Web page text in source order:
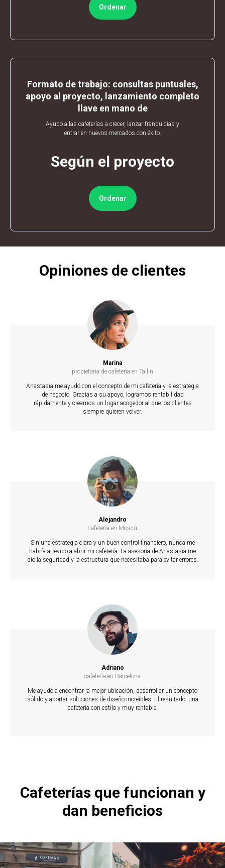
Ordenar
Formato de trabajo: consultas puntuales,
apoyo al proyecto, lanzamiento completo
llave en mano de
Ayudo a las cafeterías a crecer, lanzar franquicias y
entrar en nuevos mercados con éxito.
Según el proyecto
Ordenar
Opiniones de clientes
Marina
propietaria de cafetería en Tallin
Anastasia me ayudó con el concepto de mi cafetería y la estrategia
de negocio. Gracias a su apoyo, logramos rentabilidad
rápidamente y creamos un lugar acogedor al que los clientes
siempre quieren volver.
Alejandro
cafetería en Moscú
Sin una estrategia clara y un buen control financiero, nunca me
habría atrevido a abrir mi cafetería. La asesoría de Anastasia me
dio la seguridad y la estructura que necesitaba para evitar errores.
Adriano
cafetería en Barcelona
Me ayudó a encontrar la mejor ubicación, desarrollar un concepto
sólido y aportar soluciones de diseño increíbles. El resultado: una
cafetería con estilo y muy rentable.
Cafeterías que funcionan y
dan beneficios